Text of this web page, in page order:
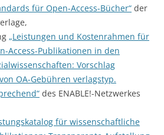
für Open-Access-Bücher“ der
„Leistungen und Kostenrahmen für
Access-Publikationen in den
Vorschlag
OA-Gebühren verlagstyp.
des ENABLE!-Netzwerkes
für wissenschaftliche